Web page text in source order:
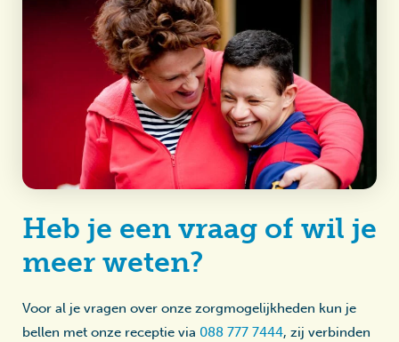
Heb je een vraag of wil je
meer weten?
Voor al je vragen over onze zorgmogelijkheden kun je
bellen met onze receptie via 088 777 7444, zij verbinden